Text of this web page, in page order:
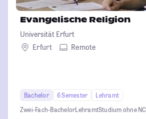
Evangelische Religion
Universität Erfurt
Erfurt
Remote
Bachelor 6 Semester
Lehramt
Zwei-Fach-BachelorLehramtStudium ohne NC